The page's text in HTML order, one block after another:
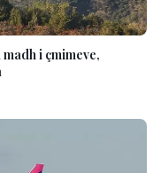
i çmimeve,